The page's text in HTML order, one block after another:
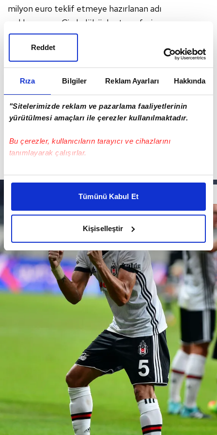
Rıza Bilgiler Reklam Ayarları Hakkında
"Sitelerimizde reklam ve pazarlama faaliyetlerinin
yürütülmesi amaçları ile çerezler kullanılmaktadır.
Bu çerezler, kullanıcıların tarayıcı ve cihazlarını
tanımlayarak çalışırlar.
Bu çerezlere izin vermeniz halinde sizlere özel
daha iyi reklam deneyimi yaşatabiliriz. Bunu yaparken
amacımızın size daha iyi bir reklam deneyimi sunmak
elimizden gelen çabayı gösterdiğimizi ve bu noktada,
kalemimiz olduğunu sizlere hatırlatmak isteriz.
Her halükârda, kullanıcılar, bu çerezlere izin vermedikleri
takdirde, kullanıcılara hedefli reklamlar
gösterilmeyecektir."
Sizlere daha iyi bir hizmet sunabilmek için İnternet
Sitemizde kendimize ve üçüncü kişilere ait çerezler
kullanılmaktadır. Bu çerezler vasıtasıyla çeşitli kişisel
verileriniz işlenmekte olup gerekli olan çerezler bilgi
toplumu hizmetlerinin sunulması amacıyla
kullanılmaktadır. Diğer çerezler, sitemizin daha işlevsel
kılınması ve kişiselleştirilmesi ve sizlere yönelik
reklam/pazarlama faaliyetlerinin yapılması, amaçlarıyla
sınırlı olarak açık rızanız dahilinde kullanılacaktır.
Tümünü Kabul Et
Kişiselleştir
Reddet
milyon euro teklif etmeye hazırlanan adı
açıklanmayan Çin kulübü, bu transferi
gerçekleştirmek için kararlı gözüküyor.